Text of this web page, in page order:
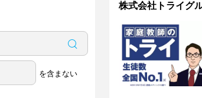
を含まない
株式会社トライグ